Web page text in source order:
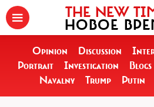
THE NEW
НОВОЕ
Opinion Discussion
Portrait
Investigation Blogs
Navalny
Trump Putin